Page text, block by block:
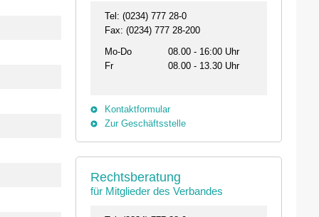
Tel: (0234) 777 28-0
Fax: (0234) 777 28-200
Mo-Do
08.00 - 16:00 Uhr
Fr
08.00 - 13.30 Uhr
Kontaktformular
Zur Geschäftsstelle
Rechtsberatung
für Mitglieder des Verbandes